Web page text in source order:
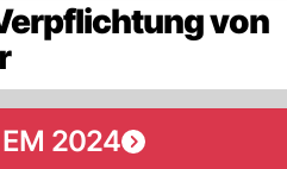
von
2024